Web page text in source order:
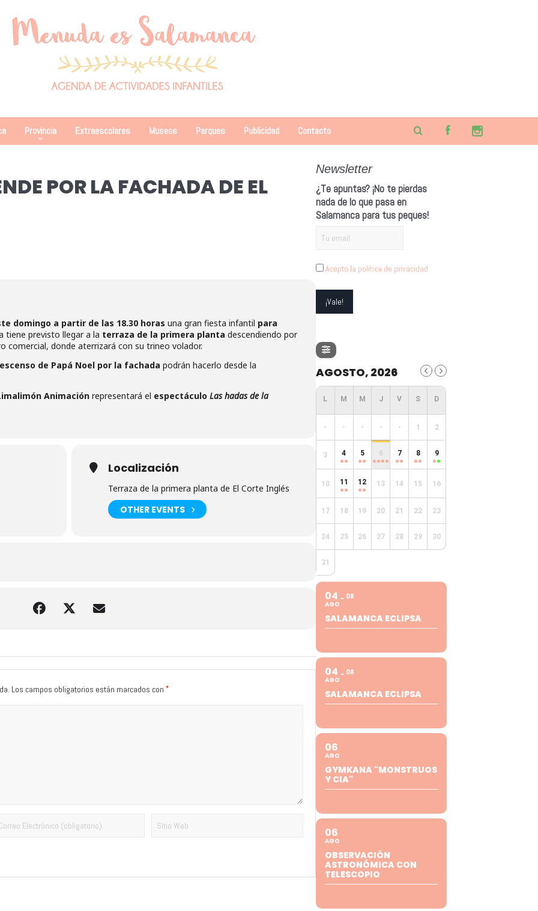
Provincia Extraescolares Museos Parques Publicidad Contacto
POR LA FACHADA DE EL
domingo a partir de las 18.30 horas una gran fiesta infantil para
tiene previsto llegar a la terraza de la primera planta descendiendo por
comercial, donde aterrizará con su trineo volador.
de Papá Noel por la fachada podrán hacerlo desde la
Animación representará el espectáculo Las hadas de la
Localización
Terraza de la primera planta de El Corte Inglés
OTHER EVENTS
Los campos obligatorios están marcados con *
Newsletter
¿Te apuntas? ¡No te pierdas
nada de lo que pasa en
Salamanca para tus peques!
Acepto la política de privacidad
AGOSTO, 2026
- - - - - 1 2
3 4 5 6 7 8 9
10 11 12 13 14 15 16
17 18 19 20 21 22 23
24 25 26 27 28 29 30
31
04
AGO
08
SALAMANCA ECLIPSA
04
AGO
08
SALAMANCA ECLIPSA
06
AGO
GYMKANA "MONSTRUOS
Y CIA"
06
AGO
OBSERVACIÓN
ASTRONÓMICA CON
TELESCOPIO